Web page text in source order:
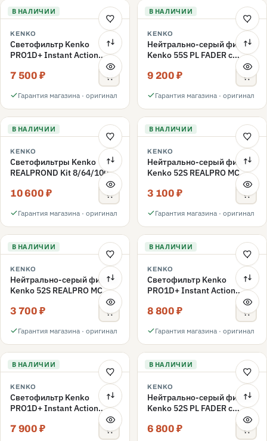
В НАЛИЧИИ
KENKO
Светофильтр Kenko
PRO1D+ Instant Action
Variable NDX3-450+C-PLS
переменной плотности
7 500 ₽
Гарантия магазина · оригинал
В НАЛИЧИИ
KENKO
Нейтрально-серый фильтр
Kenko 55S PL FADER с
переменной плотностью
ND3-ND400 55mm
9 200 ₽
Гарантия магазина · оригинал
В НАЛИЧИИ
KENKO
Светофильтры Kenko
REALPROND Kit 8/64/1000
10 600 ₽
Гарантия магазина · оригинал
В НАЛИЧИИ
KENKO
Нейтрально-серый фильтр
Kenko 52S REALPRO MC
3 100 ₽
Гарантия магазина · оригинал
В НАЛИЧИИ
KENKO
Нейтрально-серый фильтр
Kenko 52S REALPRO MC
3 700 ₽
Гарантия магазина · оригинал
В НАЛИЧИИ
KENKO
Светофильтр Kenko
PRO1D+ Instant Action
Variable NDX3-450+C-PLS
переменной плотности
8 800 ₽
Гарантия магазина · оригинал
В НАЛИЧИИ
KENKO
Светофильтр Kenko
PRO1D+ Instant Action
Variable NDX3-450+C-PL
переменной плотности
7 900 ₽
В НАЛИЧИИ
KENKO
Нейтрально-серый фильтр
Kenko 52S PL FADER с
переменной плотностью
ND3-ND400 52mm
6 800 ₽